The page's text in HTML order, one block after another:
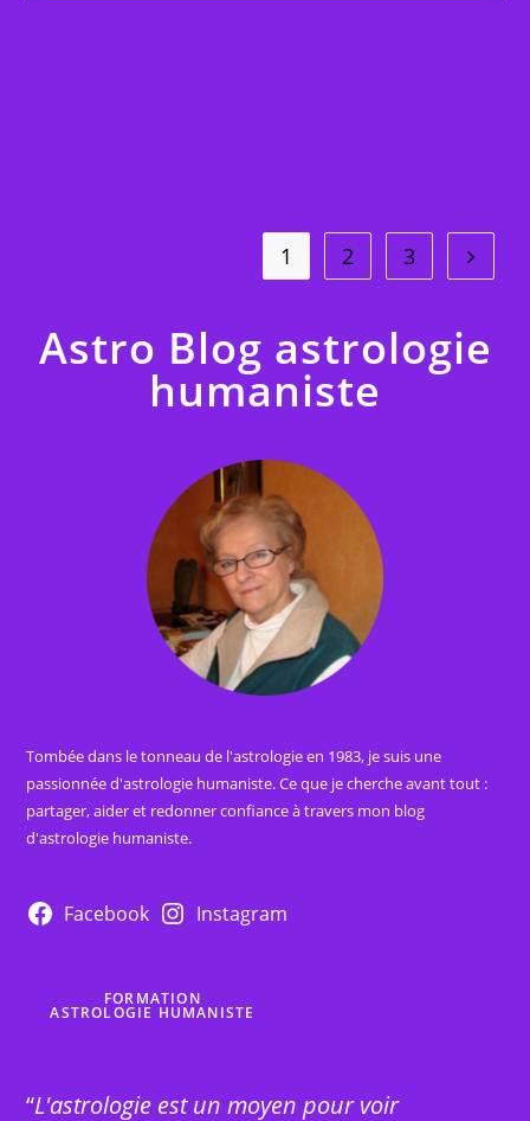
1 2 3 Aller à
Astro Blog astrologie
humaniste
Tombée dans le tonneau de l'astrologie en 1983, je suis une
passionnée d'astrologie humaniste. Ce que je cherche avant tout :
partager, aider et redonner confiance à travers mon blog
d'astrologie humaniste.
Facebook Instagram
FORMATION
ASTROLOGIE HUMANISTE
“L'astrologie est un moyen pour voir